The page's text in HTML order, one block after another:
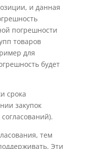
и данная
погрешности
товаров
для
будет
срока
закупок
тем
Эти